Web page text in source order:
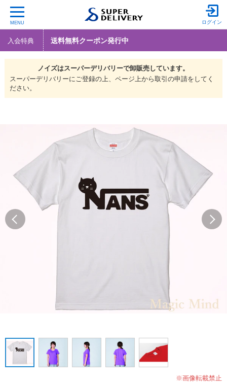
MENU ログイン
入会特典 送料無料クーポン発行中
ノイズはスーパーデリバリーで卸販売しています。
スーパーデリバリーにご登録の上、ページ上から取引の申請をしてく
ださい。
※画像転載禁止